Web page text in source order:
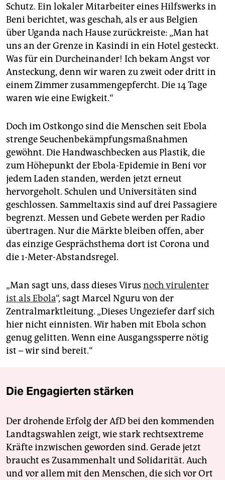
Schutz. Ein lokaler Mitarbeiter eines Hilfswerks in
Beni berichtet, was geschah, als er aus Belgien
über Uganda nach Hause zurückreiste: „Man hat
uns an der Grenze in Kasindi in ein Hotel gesteckt.
Was für ein Durch­ein­ander! Ich bekam Angst vor
Ansteckung, denn wir waren zu zweit oder dritt in
einem Zimmer zusammengepfercht. Die 14 Tage
waren wie eine Ewigkeit.“
Doch im Ostkongo sind die Menschen seit Ebola
strenge Seuchenbekämpfungsmaßnahmen
gewöhnt. Die Handwaschbecken aus Plastik, die
zum Höhepunkt der Ebola-Epidemie in Beni vor
jedem Laden standen, werden jetzt erneut
hervorgeholt. Schulen und Universitäten sind
geschlossen. Sammeltaxis sind auf drei Passagiere
begrenzt. Messen und Gebete werden per Radio
übertragen. Nur die Märkte bleiben offen, aber
das einzige Gesprächsthema dort ist Corona und
die 1-Meter-Abstandsregel.
„Man sagt uns, dass dieses Virus noch virulenter
ist als Ebola“, sagt Marcel Nguru von der
Zentralmarktleitung. „Dieses Ungeziefer darf sich
hier nicht einnisten. Wir haben mit Ebola schon
genug gelitten. Wenn eine Ausgangssperre nötig
ist – wir sind bereit.“
Die Engagierten stärken
Der drohende Erfolg der AfD bei den kommenden
Landtagswahlen zeigt, wie stark rechtsextreme
Kräfte inzwischen geworden sind. Gerade jetzt
braucht es Zusammenhalt und Solidarität. Auch
und vor allem mit den Menschen, die sich vor Ort